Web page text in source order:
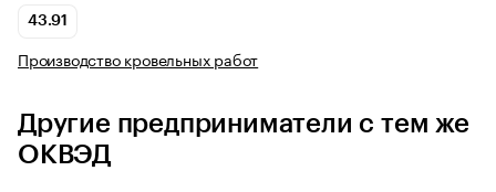
43.91
Производство кровельных работ
Другие предприниматели с тем же
ОКВЭД